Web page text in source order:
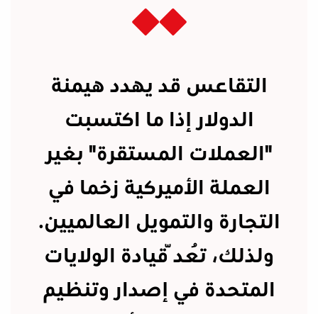
التقاعس قد يهدد هيمنة
الدولار إذا ما اكتسبت
"العملات المستقرة" بغير
العملة الأميركية زخما في
التجارة والتمويل العالميين.
ولذلك، تُعدّ قيادة الولايات
المتحدة في إصدار وتنظيم